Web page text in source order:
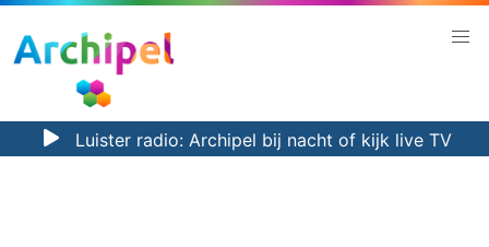
Luister radio: Archipel bij nacht of kijk live TV